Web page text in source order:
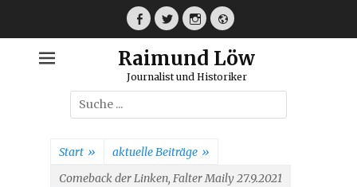
Facebook
TwitterInstagramWebseite
Raimund Löw
Journalist und Historiker
Suche
nach:
Start » aktuelle Beiträge »
Comeback der Linken, Falter Maily 27.9.2021